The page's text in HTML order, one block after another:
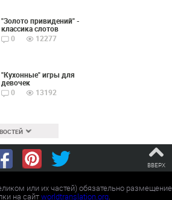
"Золото привидений" -
классика слотов
0
12277
"Кухонные" игры для
девочек
0
13192
ВВЕРХ
или их частей) обязательно размещение
на сайтworldtranslation.org.